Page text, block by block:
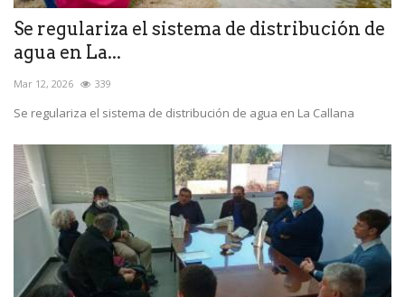
Se regulariza el sistema de distribución de
agua en La...
Mar 12, 2026 339
Se regulariza el sistema de distribución de agua en La Callana